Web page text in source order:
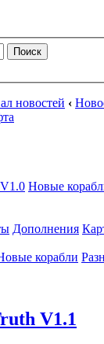
новостей ‹
Новые
Дополнения
корабли
V1.1